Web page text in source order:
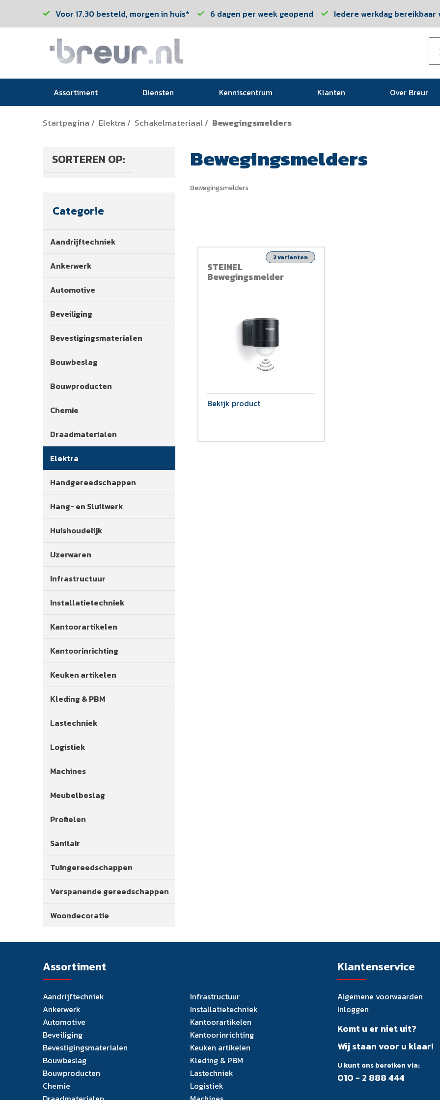
Voor 17.30 besteld, morgen in huis* 6 dagen per week geopend Iedere werkdag bereikbaar
Assortiment Diensten Kenniscentrum Klanten Over Breur
Startpagina / Elektra / Schakelmateriaal / Bewegingsmelders
SORTEREN OP:
Categorie
Aandrijftechniek
Ankerwerk
Automotive
Beveiliging
Bevestigingsmaterialen
Bouwbeslag
Bouwproducten
Chemie
Draadmaterialen
Elektra
Handgereedschappen
Hang- en Sluitwerk
Huishoudelijk
IJzerwaren
Infrastructuur
Installatietechniek
Kantoorartikelen
Kantoorinrichting
Keuken artikelen
Kleding & PBM
Lastechniek
Logistiek
Machines
Meubelbeslag
Profielen
Sanitair
Tuingereedschappen
Verspanende gereedschappen
Woondecoratie
Bewegingsmelders
Bewegingsmelders
STEINEL
Bewegingsmelder
2 varianten
Bekijk product
Assortiment
Aandrijftechniek
Ankerwerk
Automotive
Beveiliging
Bevestigingsmaterialen
Bouwbeslag
Bouwproducten
Chemie
Infrastructuur
Installatietechniek
Kantoorartikelen
Kantoorinrichting
Keuken artikelen
Kleding & PBM
Lastechniek
Logistiek
Klantenservice
Algemene voorwaarden
Inloggen
Komt u er niet uit?
Wij staan voor u klaar!
U kunt ons bereiken via:
010 - 2 888 444